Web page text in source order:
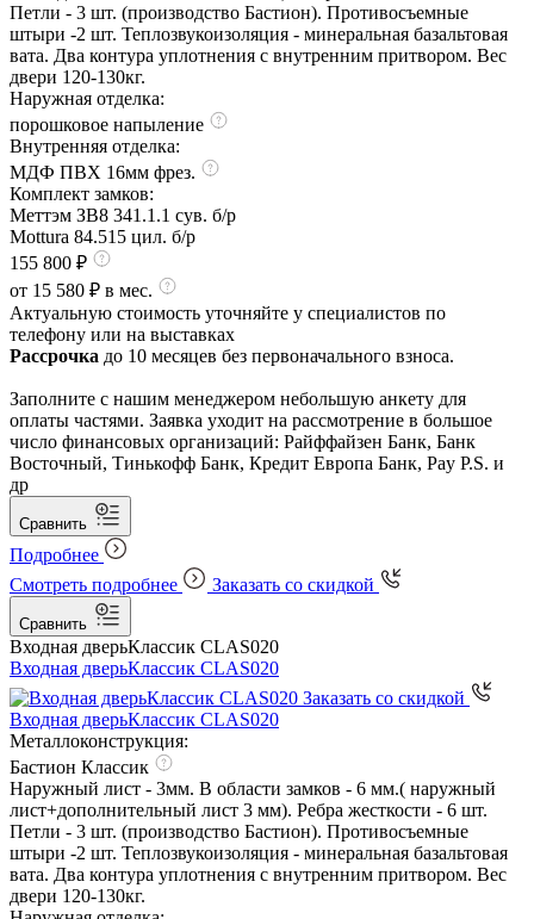
Петли - 3 шт. (производство Бастион). Противосъемные
штыри -2 шт. Теплозвукоизоляция - минеральная базальтовая
вата. Два контура уплотнения с внутренним притвором. Вес
двери 120-130кг.
Наружная отделка:
порошковое напыление
Внутренняя отделка:
МДФ ПВХ 16мм фрез.
Комплект замков:
Меттэм ЗВ8 341.1.1 сув. б/р
Mottura 84.515 цил. б/р
155 800 ₽
от 15 580 ₽ в мес.
Актуальную стоимость уточняйте у специалистов по
телефону или на выставках
Рассрочка до 10 месяцев без первоначального взноса.
Заполните с нашим менеджером небольшую анкету для
оплаты частями. Заявка уходит на рассмотрение в большое
число финансовых организаций: Райффайзен Банк, Банк
Восточный, Тинькофф Банк, Кредит Европа Банк, Pay P.S. и
др
Сравнить
Подробнее
Смотреть подробнее
Заказать со скидкой
Сравнить
Входная дверьКлассик CLAS020
Входная дверьКлассик CLAS020
Заказать со скидкой
Входная дверьКлассик CLAS020
Металлоконструкция:
Бастион Классик
Наружный лист - 3мм. В области замков - 6 мм.( наружный
лист+дополнительный лист 3 мм). Ребра жесткости - 6 шт.
Петли - 3 шт. (производство Бастион). Противосъемные
штыри -2 шт. Теплозвукоизоляция - минеральная базальтовая
вата. Два контура уплотнения с внутренним притвором. Вес
двери 120-130кг.